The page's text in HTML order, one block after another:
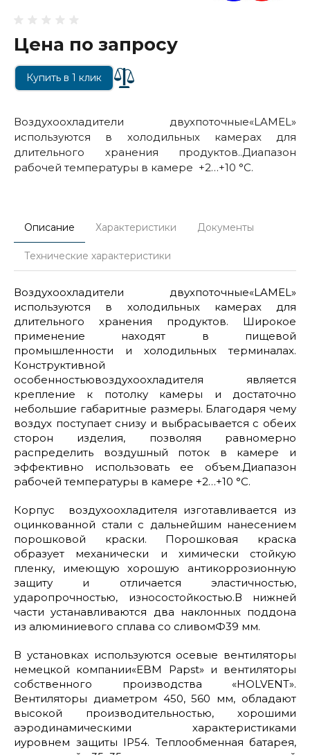
Цена по запросу
Купить в 1 клик
Воздухоохладители двухпоточные«LAMEL»
используются в холодильных камерах для
длительного хранения продуктов..Диапазон
рабочей температуры в камере +2…+10 °С.
Описание Характеристики Документы
Технические характеристики
Воздухоохладители двухпоточные«LAMEL»
используются в холодильных камерах для
длительного хранения продуктов. Широкое
применение находят в пищевой
промышленности и холодильных терминалах.
Конструктивной
особенностьювоздухоохладителя является
крепление к потолку камеры и достаточно
небольшие габаритные размеры. Благодаря чему
воздух поступает снизу и выбрасывается с обеих
сторон изделия, позволяя равномерно
распределить воздушный поток в камере и
эффективно использовать ее объем.Диапазон
рабочей температуры в камере +2…+10 °С.
Корпус воздухоохладителя изготавливается из
оцинкованной стали с дальнейшим нанесением
порошковой краски. Порошковая краска
образует механически и химически стойкую
пленку, имеющую хорошую антикоррозионную
защиту и отличается эластичностью,
ударопрочностью, износостойкостью.В нижней
части устанавливаются два наклонных поддона
из алюминиевого сплава со сливомФ39 мм.
В установках используются осевые вентиляторы
немецкой компании«EBM Papst» и вентиляторы
собственного производства «HOLVENT».
Вентиляторы диаметром 450, 560 мм, обладают
высокой производительностью, хорошими
аэродинамическими характеристиками
иуровнем защиты IP54. Теплообменная батарея,